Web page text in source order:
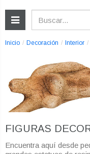
Inicio Decoración Interior
FIGURAS
Encuentra aquí desde